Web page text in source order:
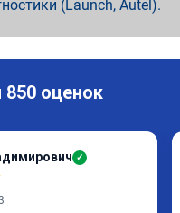
(Launch, Autel).
850 оценок
✓